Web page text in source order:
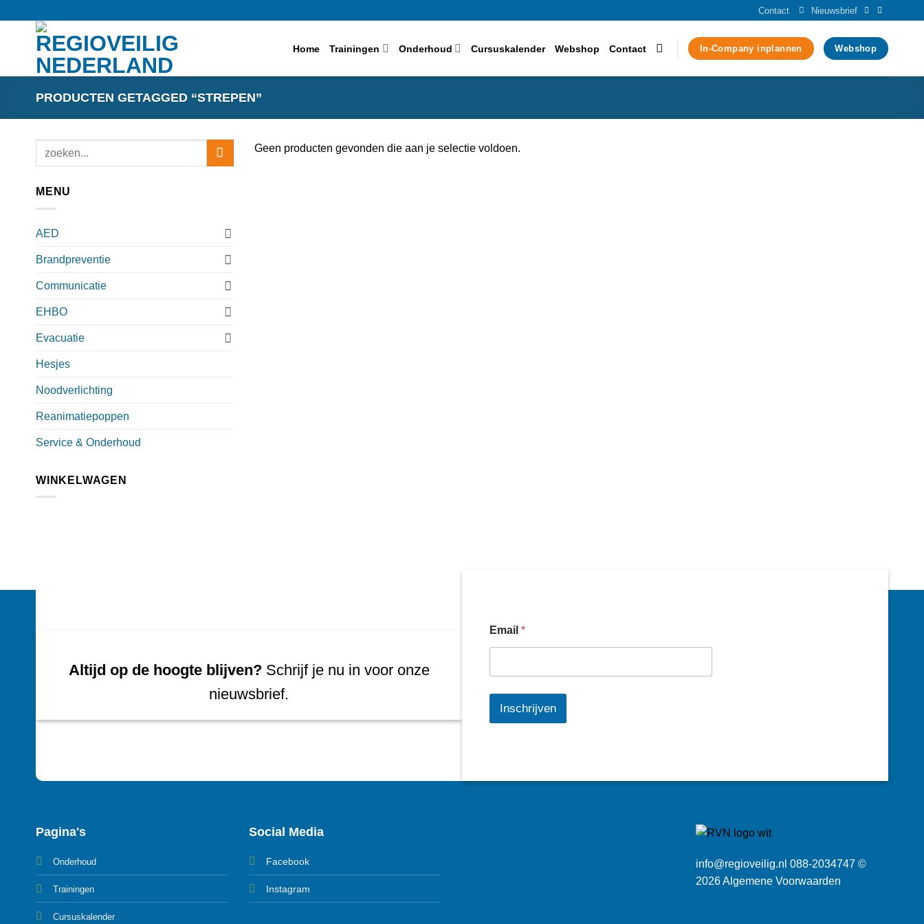
Contact Nieuwsbrief
Home Trainingen Onderhoud Cursuskalender Webshop Contact In-Company inplannen Webshop
PRODUCTEN GETAGGED “STREPEN”
Zoeken
MENU
AED
Brandpreventie
Communicatie
EHBO
Evacuatie
Hesjes
Noodverlichting
Reanimatiepoppen
Service & Onderhoud
WINKELWAGEN
Geen producten gevonden die aan je selectie voldoen.
Altijd op de hoogte blijven?Schrijf je nu in voor onze
nieuwsbrief.
Email *
Inschrijven
Pagina's
Onderhoud
Trainingen
Cursuskalender
Social Media
Facebook
Instagram
info@regioveilig.nl 088-2034747 ©
2026Algemene Voorwaarden